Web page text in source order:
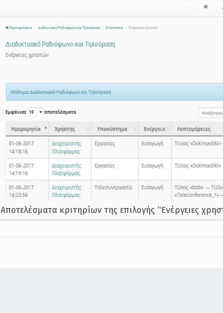
Αποτελέσματα κριτηρίων της επιλογής “Ενέργειες